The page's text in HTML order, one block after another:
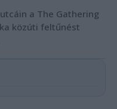
a The Gathering
közúti feltűnést